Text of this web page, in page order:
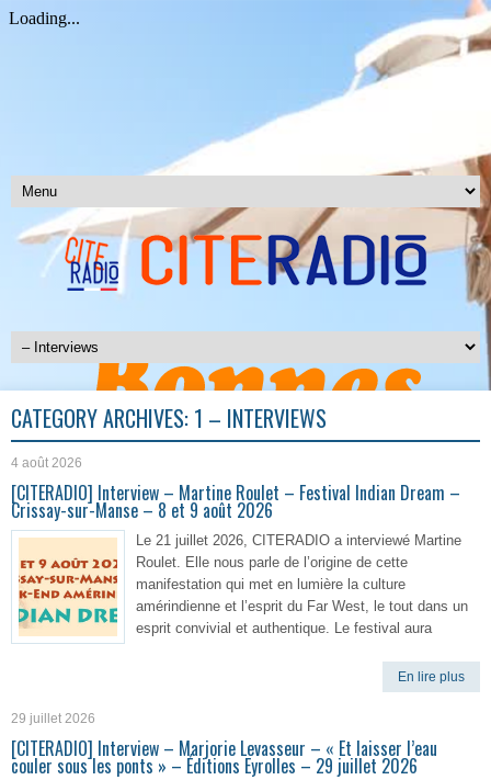
CATEGORY ARCHIVES: 1 – INTERVIEWS
4 août 2026
[CITERADIO] Interview – Martine Roulet – Festival Indian Dream –
Crissay-sur-Manse – 8 et 9 août 2026
Le 21 juillet 2026, CITERADIO a interviewé Martine
Roulet. Elle nous parle de l’origine de cette
manifestation qui met en lumière la culture
amérindienne et l’esprit du Far West, le tout dans un
esprit convivial et authentique. Le festival aura
En lire plus
29 juillet 2026
[CITERADIO] Interview – Marjorie Levasseur – « Et laisser l’eau
couler sous les ponts » – Éditions Eyrolles – 29 juillet 2026